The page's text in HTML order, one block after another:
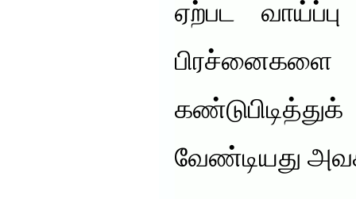
ஏற்பட
வேண்டியது